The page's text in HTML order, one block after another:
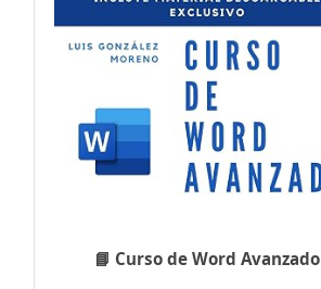
📘 Curso de Word Avanzado